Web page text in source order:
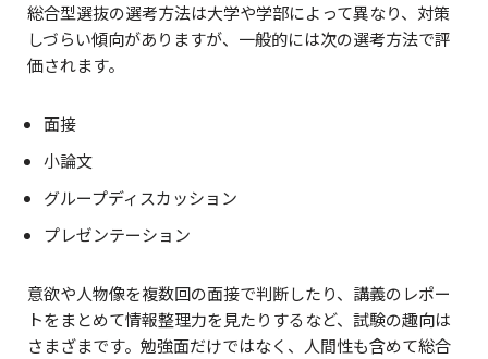
総合型選抜の選考方法は大学や学部によって異なり、対策
しづらい傾向がありますが、一般的には次の選考方法で評
価されます。
面接
小論文
グループディスカッション
プレゼンテーション
意欲や人物像を複数回の面接で判断したり、講義のレポー
トをまとめて情報整理力を見たりするなど、試験の趣向は
さまざまです。勉強面だけではなく、人間性も含めて総合